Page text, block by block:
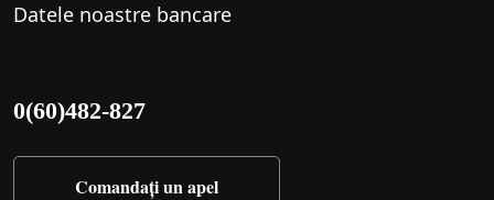
Datele noastre bancare
0(60)482-827
Comandați un apel